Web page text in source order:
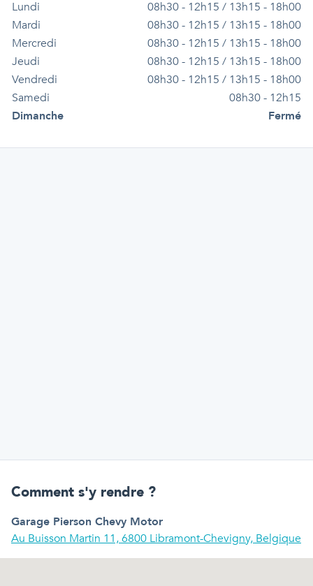
Lundi
08h30 - 12h15 / 13h15 - 18h00
Mardi
08h30 - 12h15 / 13h15 - 18h00
Mercredi
08h30 - 12h15 / 13h15 - 18h00
Jeudi
08h30 - 12h15 / 13h15 - 18h00
Vendredi
08h30 - 12h15 / 13h15 - 18h00
Samedi
08h30 - 12h15
Dimanche
Fermé
Comment s'y rendre ?
Garage Pierson Chevy Motor
Au Buisson Martin 11, 6800 Libramont-Chevigny, Belgique